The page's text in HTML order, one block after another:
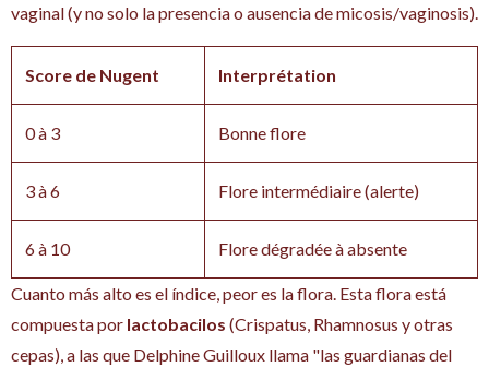
vaginal (y no solo la presencia o ausencia de micosis/vaginosis).
Score de Nugent Interprétation
0 à 3 Bonne flore
3 à 6 Flore intermédiaire (alerte)
6 à 10 Flore dégradée à absente
Cuanto más alto es el índice, peor es la flora. Esta flora está
compuesta por lactobacilos (Crispatus, Rhamnosus y otras
cepas), a las que Delphine Guilloux llama "las guardianas del